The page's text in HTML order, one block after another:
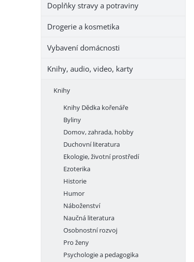
Doplňky stravy a potraviny
Drogerie a kosmetika
Vybavení domácnosti
Knihy, audio, video, karty
Knihy
Knihy Dědka kořenáře
Byliny
Domov, zahrada, hobby
Duchovní literatura
Ekologie, životní prostředí
Ezoterika
Historie
Humor
Náboženství
Naučná literatura
Osobnostní rozvoj
Pro ženy
Psychologie a pedagogika